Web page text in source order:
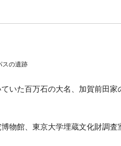
スの遺跡
いた百万石の大名、加賀前田
物館、東京大学埋蔵文化財調査